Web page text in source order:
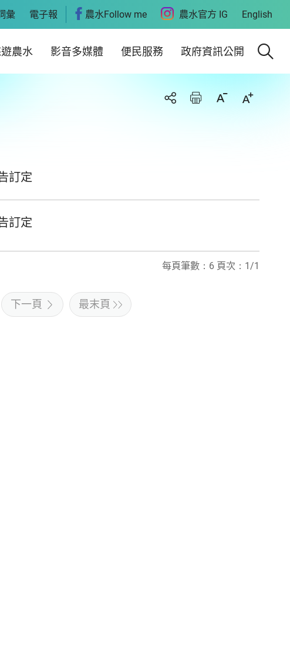
彙 電子報 農水Follow me 農水官方 IG English
農水 影音多媒體 便民服務 政府資訊公開
訂定
訂定
每頁筆數：6 頁次：1/1
下一頁 最末頁